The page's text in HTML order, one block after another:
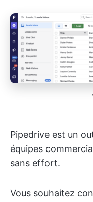
Pipedrive est un
équipes
sans effort.
Vous souhaitez